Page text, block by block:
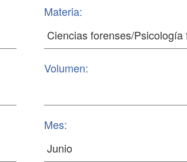
Materia:
Volumen:
Mes: